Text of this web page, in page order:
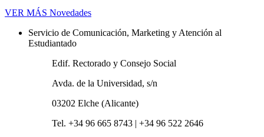
VER MÁS Novedades
Servicio de Comunicación, Marketing y Atención al
Estudiantado
Edif. Rectorado y Consejo Social
Avda. de la Universidad, s/n
03202 Elche (Alicante)
Tel. +34 96 665 8743 | +34 96 522 2646